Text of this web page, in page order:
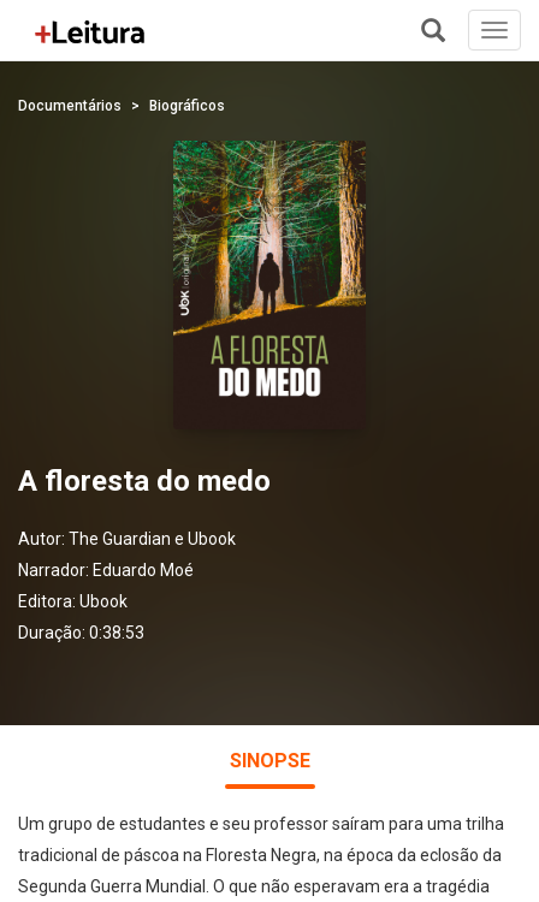
Documentários Biográficos
A floresta do medo
Autor: The Guardian e Ubook
Narrador: Eduardo Moé
Editora: Ubook
Duração: 0:38:53
SINOPSE
Um grupo de estudantes e seu professor saíram para uma trilha
tradicional de páscoa na Floresta Negra, na época da eclosão da
Segunda Guerra Mundial. O que não esperavam era a tragédia